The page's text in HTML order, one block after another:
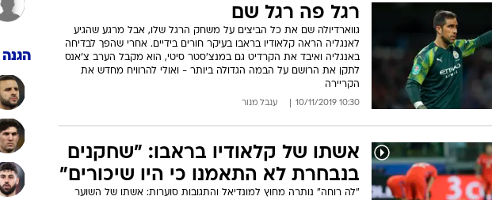
רגל פה רגל שם
גווארדיולה שם את כל הביצים על משחק הרגל שלו, אבל מרגע שהגיע
לאנגליה הראה קלאודיו בראבו בעיקר חורים בידיים. אחרי שהפך לבדיחה
באנגליה ואיבד את הקרדיט גם במנצ'סטר סיטי, הוא מקבל הערב צ'אנס
לתקן את הרושם על הבמה הגדולה ביותר - ואולי להרוויח מחדש את
הקריירה
10:30 10/11/2019 ענבל מנור
אשתו של קלאודיו בראבו: "שחקנים
בנבחרת לא התאמנו כי היו שיכורים"
"לה רוחה" נותרה מחוץ למונדיאל והתגובות סוערות: אשתו של השוער
הגנה